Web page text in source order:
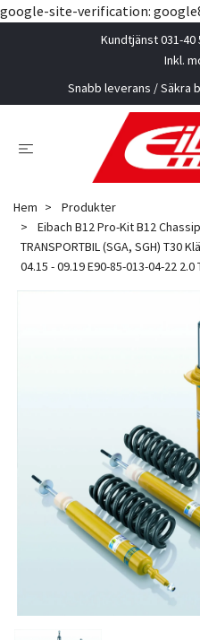
google-site-verification:
Kundtjänst 031-40
Inkl.
Snabb leverans / Säkra
Hem
Produkter
Eibach B12 Pro-Kit B12
TRANSPORTBIL (SGA, SGH)
04.15 - 09.19 E90-85-013-04-22 2.0